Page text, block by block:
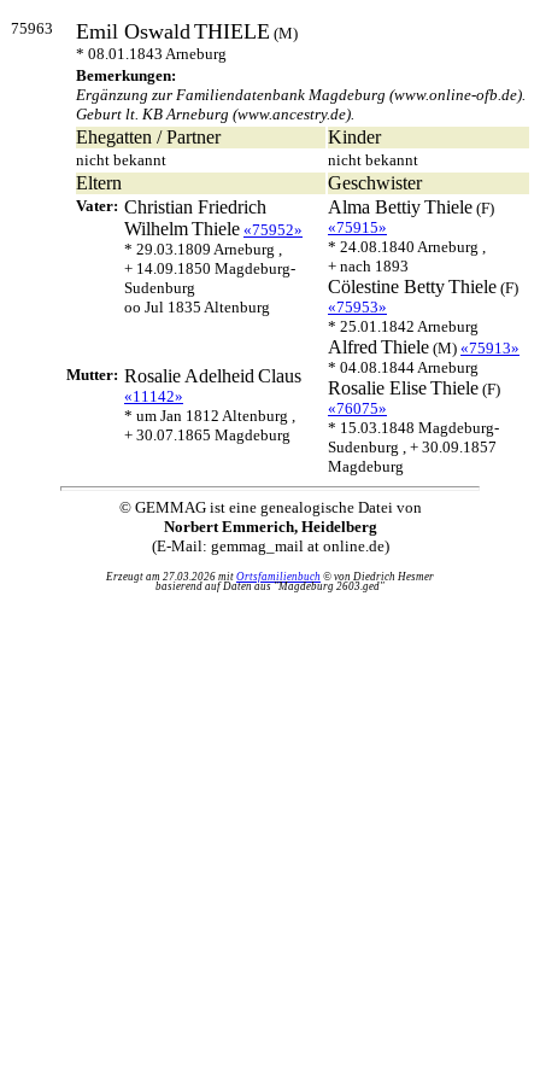
75963 Emil OswaldTHIELE (M)
* 08.01.1843 Arneburg
Bemerkungen:
Ergänzung zur Familiendatenbank Magdeburg (www.online-ofb.de).
Geburt lt. KB Arneburg (www.ancestry.de).
Ehegatten / Partner Kinder
nicht bekannt nicht bekannt
Eltern Geschwister
Vater: Christian Friedrich
WilhelmThiele «75952»
* 29.03.1809 Arneburg ,
+ 14.09.1850 Magdeburg-
Sudenburg
oo Jul 1835 Altenburg
Alma BettiyThiele (F)
«75915»
* 24.08.1840 Arneburg ,
+ nach 1893
Cölestine BettyThiele (F)
«75953»
* 25.01.1842 Arneburg
Alfred Thiele (M) «75913»
* 04.08.1844 Arneburg
Rosalie EliseThiele (F)
«76075»
* 15.03.1848 Magdeburg-
Sudenburg , + 30.09.1857
Magdeburg
Mutter: Rosalie Adelheid Claus
«11142»
* um Jan 1812 Altenburg ,
+ 30.07.1865 Magdeburg
© GEMMAG ist eine genealogische Datei von
Norbert Emmerich, Heidelberg
(E-Mail: gemmag_mail at online.de)
Erzeugt am 27.03.2026 mit Ortsfamilienbuch © von Diedrich Hesmer
basierend auf Daten aus "Magdeburg 2603.ged"